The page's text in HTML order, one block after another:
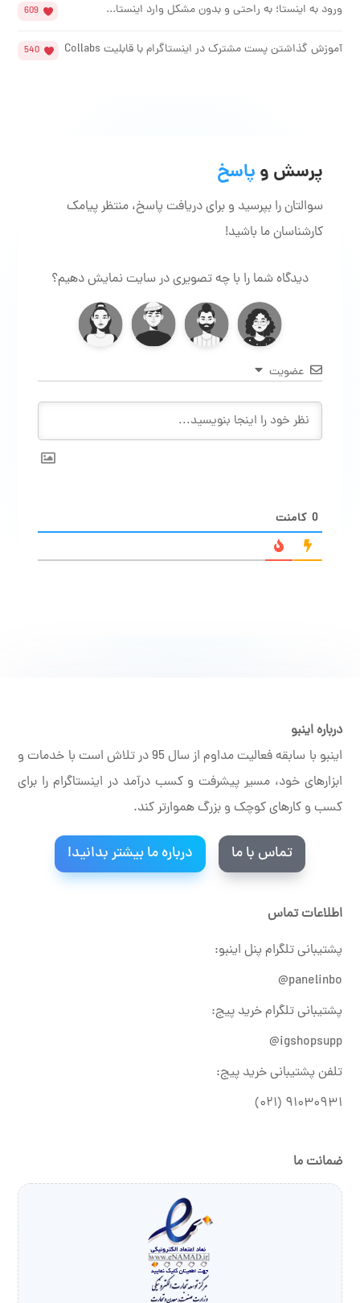
ورود به اینستا؛ به راحتی و بدون مشکل وارد اینستا... 609
آموزش گذاشتن پست مشترک در اینستاگرام با قابلیت Collabs 540
پرسش و پاسخ
سوالتان را بپرسید و برای دریافت پاسخ، منتظر پیامک
کارشناسان ما باشید!
دیدگاه شما را با چه تصویری در سایت نمایش دهیم؟
عضویت
0 کامنت
درباره اینبو
اینبو با سابقه فعالیت مداوم از سال 95 در تلاش است با خدمات و
ابزارهای خود، مسیر پیشرفت و کسب درآمد در اینستاگرام را برای
کسب و کارهای کوچک و بزرگ هموارتر کند.
تماس با ما درباره ما بیشتر بدانید!
اطلاعات تماس
پشتیبانی تلگرام پنل اینبو:
panelinbo@
پشتیبانی تلگرام خرید پیج:
igshopsupp@
تلفن پشتیبانی خرید پیج:
۹۱۰۳۰۹۳۱ (۰۲۱)
ضمانت ما